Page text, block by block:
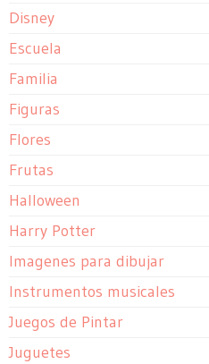
Disney
Escuela
Familia
Figuras
Flores
Frutas
Halloween
Harry Potter
Imagenes para dibujar
Instrumentos musicales
Juegos de Pintar
Juguetes